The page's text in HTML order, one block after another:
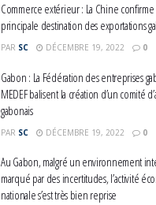
Commerce extérieur : La Chine
principale destination des exportations
PAR SC DÉCEMBRE 19, 2022 0
Gabon : La Fédération des entreprises
MEDEF balisent la création d’un comité
gabonais
PAR SC DÉCEMBRE 19, 2022 0
Au Gabon, malgré un environnement
marqué par des incertitudes, l’activité
nationale s’est très bien reprise